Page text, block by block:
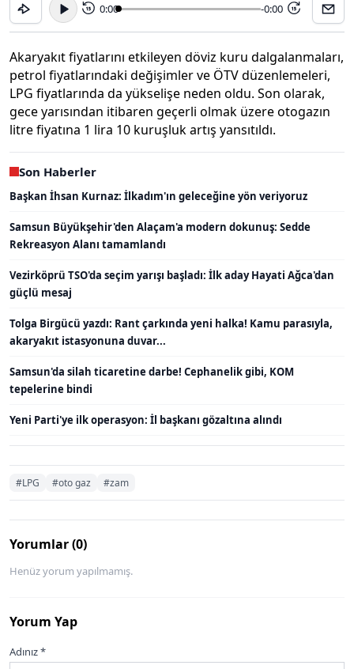
15 0:00 -0:00 15
Akaryakıt fiyatlarını etkileyen döviz kuru dalgalanmaları,
petrol fiyatlarındaki değişimler ve ÖTV düzenlemeleri,
LPG fiyatlarında da yükselişe neden oldu. Son olarak,
gece yarısından itibaren geçerli olmak üzere otogazın
litre fiyatına 1 lira 10 kuruşluk artış yansıtıldı.
Son Haberler
Başkan İhsan Kurnaz: İlkadım'ın geleceğine yön veriyoruz
Samsun Büyükşehir'den Alaçam'a modern dokunuş: Sedde
Rekreasyon Alanı tamamlandı
Vezirköprü TSO'da seçim yarışı başladı: İlk aday Hayati Ağca'dan
güçlü mesaj
Tolga Birgücü yazdı: Rant çarkında yeni halka! Kamu parasıyla,
akaryakıt istasyonuna duvar...
Samsun'da silah ticaretine darbe! Cephanelik gibi, KOM
tepelerine bindi
Yeni Parti'ye ilk operasyon: İl başkanı gözaltına alındı
#LPG #oto gaz #zam
Yorumlar (0)
Henüz yorum yapılmamış.
Yorum Yap
Adınız *